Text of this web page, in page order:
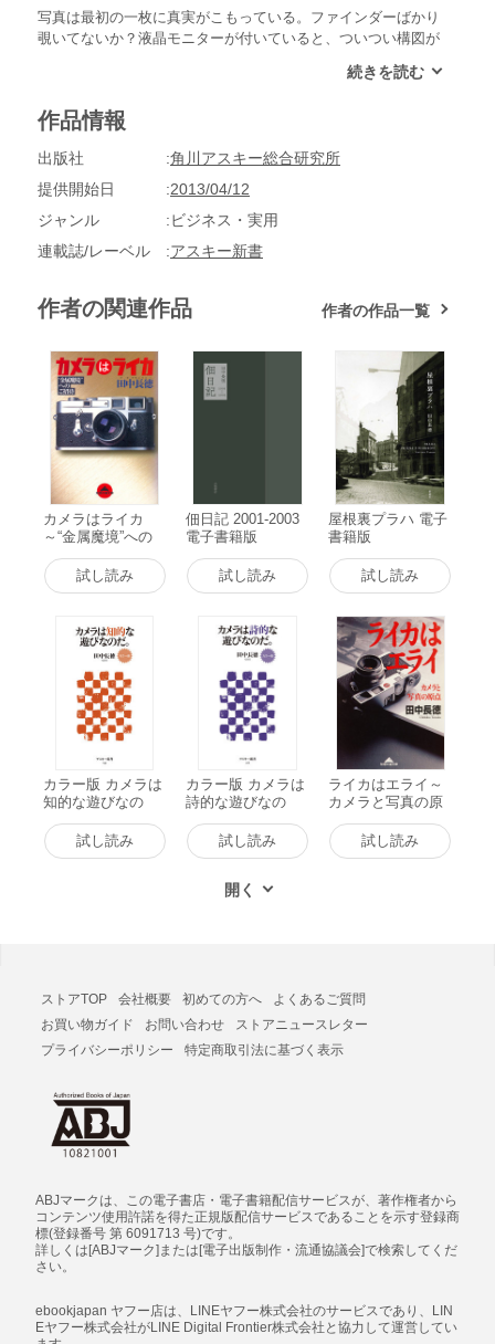
写真は最初の一枚に真実がこもっている。ファインダーばかり
覗いてないか？液晶モニターが付いていると、ついつい構図が
イカ博士に言わせると「ファインダーは見てはいけない」。フ
いくから??。充実した大人のカメラ生活を送るための、チョー
作品情報
出版社
角川アスキー総合研究所
提供開始日
2013/04/12
ジャンル
ビジネス・実用
連載誌/レーベル
アスキー新書
作者の関連作品 作者の作品一覧
カメラはライカ
～“金属魔境”への
ご招待～ 電子書籍
版
試し読み
佃日記 2001-2003
電子書籍版
試し読み
屋根裏プラハ 電子
書籍版
試し読み
カラー版 カメラは
知的な遊びなの
だ。 電子書籍版
試し読み
カラー版 カメラは
詩的な遊びなの
だ。 電子書籍版
試し読み
ライカはエライ～
カメラと写真の原
点～ 電子書籍版
試し読み
ストアTOP 会社概要 初めての方へ
よくあるご質問
お買い物ガイド
お問い合わせ
ストアニュースレター
プライバシーポリシー
特定商取引法に基づく表示
ABJマークは、この電子書店・電子書籍配信サービスが、著作権者から
コンテンツ使用許諾を得た正規版配信サービスであることを示す登録商
標(登録番号 第 6091713 号)です。
詳しくは[ABJマーク]または[電子出版制作・流通協議会]で検索してくだ
さい。
ebookjapan ヤフー店は、LINEヤフー株式会社のサービスであり、LIN
Eヤフー株式会社がLINE Digital Frontier株式会社と協力して運営してい